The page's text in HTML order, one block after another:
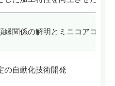
縁関係の解明とミニコアコレ
の自動化技術開発